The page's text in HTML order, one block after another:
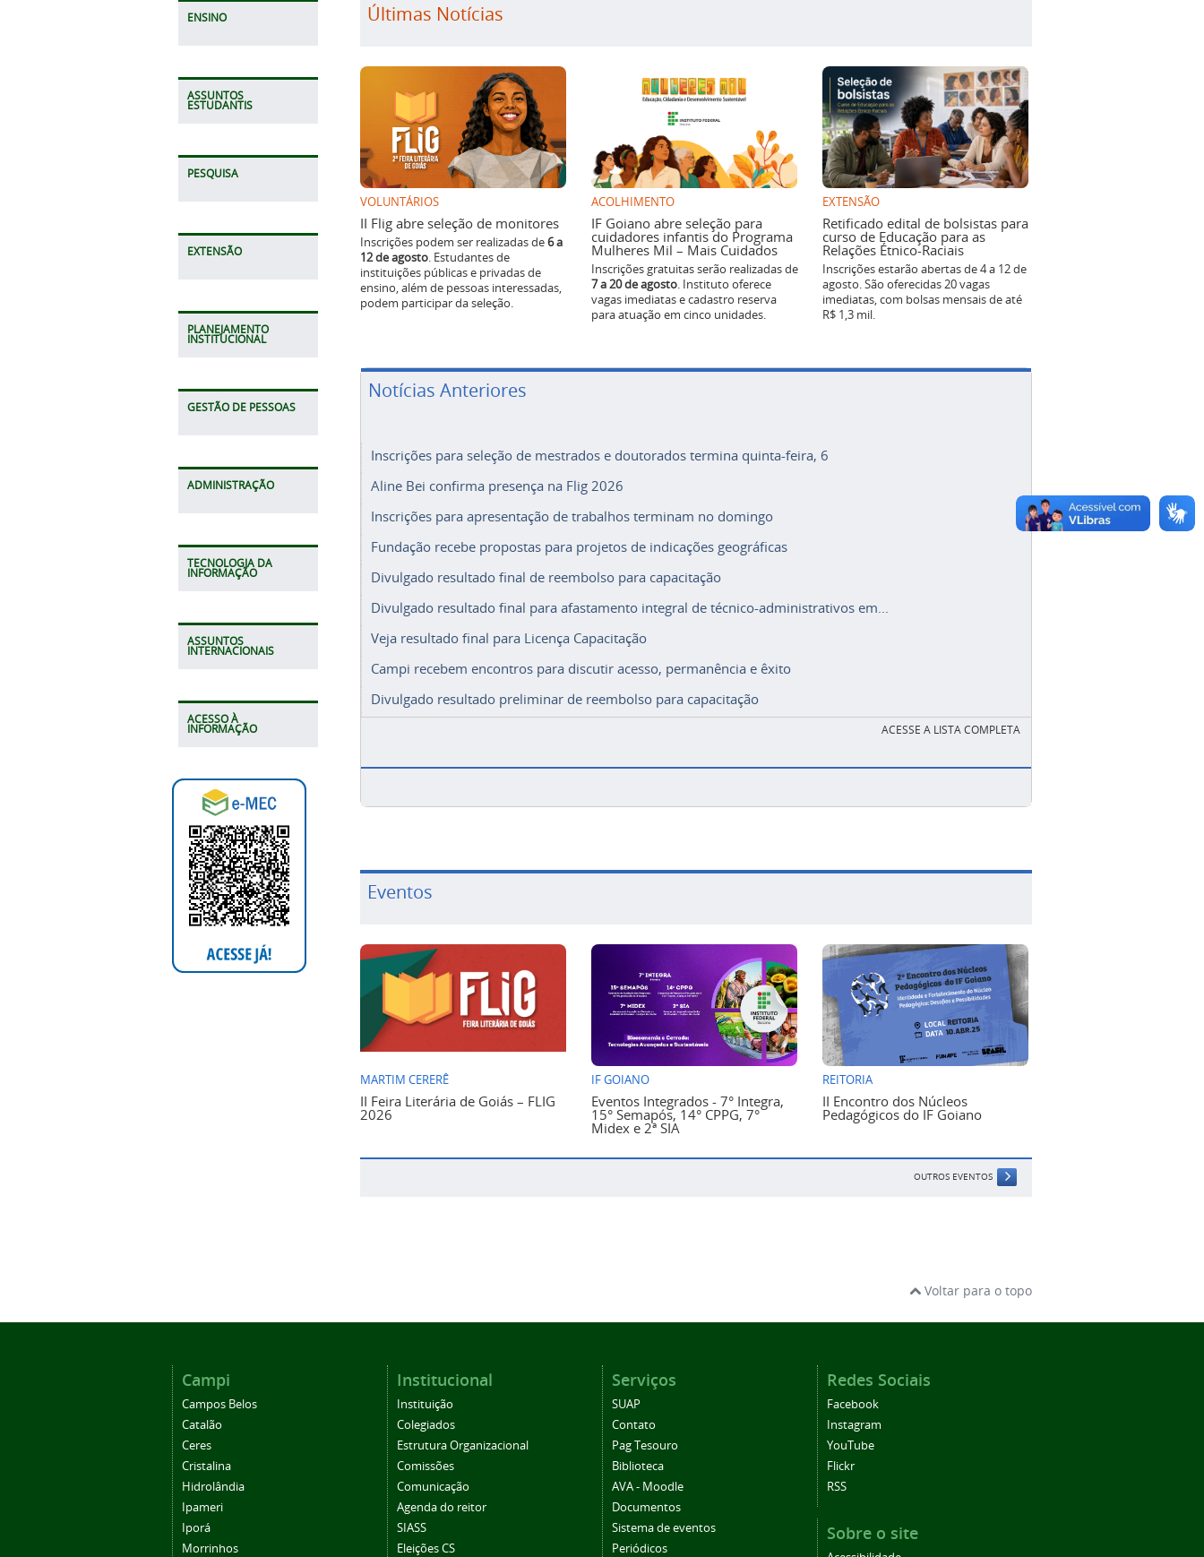
ENSINO
ASSUNTOS
ESTUDANTIS
PESQUISA
EXTENSÃO
PLANEJAMENTO
INSTITUCIONAL
GESTÃO DE PESSOAS
ADMINISTRAÇÃO
TECNOLOGIA DA
INFORMAÇÃO
ASSUNTOS
INTERNACIONAIS
ACESSO À
INFORMAÇÃO
Últimas Notícias
VOLUNTÁRIOS
II Flig abre seleção de monitores
Inscrições podem ser realizadas de6 a
12 de agosto. Estudantes de
instituições públicas e privadas de
ensino, além de pessoas interessadas,
podem participar da seleção.
ACOLHIMENTO
IF Goiano abre seleção para
cuidadores infantis do Programa
Mulheres Mil – Mais Cuidados
Inscrições gratuitas serão realizadas de
7 a 20 de agosto. Instituto oferece
vagas imediatas e cadastro reserva
para atuação em cinco unidades.
EXTENSÃO
Retificado edital de bolsistas para
curso de Educação para as
Relações Étnico-Raciais
Inscrições estarão abertas de 4 a 12 de
agosto. São oferecidas 20 vagas
imediatas, com bolsas mensais de até
R$ 1,3 mil.
Notícias Anteriores
Inscrições para seleção de mestrados e doutorados termina quinta-feira, 6
Aline Bei confirma presença na Flig 2026
Inscrições para apresentação de trabalhos terminam no domingo
Fundação recebe propostas para projetos de indicações geográficas
Divulgado resultado final de reembolso para capacitação
Divulgado resultado final para afastamento integral de técnico-administrativos em...
Veja resultado final para Licença Capacitação
Campi recebem encontros para discutir acesso, permanência e êxito
Divulgado resultado preliminar de reembolso para capacitação
ACESSE A LISTA COMPLETA
Eventos
MARTIM CERERÊ
II Feira Literária de Goiás – FLIG
2026
IF GOIANO
Eventos Integrados - 7° Integra,
15° Semapós, 14° CPPG, 7°
Midex e 2ª SIA
REITORIA
II Encontro dos Núcleos
Pedagógicos do IF Goiano
OUTROS EVENTOS
Voltar para o topo
Campi
Campos Belos
Catalão
Ceres
Cristalina
Hidrolândia
Ipameri
Iporá
Morrinhos
Institucional
Instituição
Colegiados
Estrutura Organizacional
Comissões
Comunicação
Agenda do reitor
SIASS
Eleições CS
Serviços
SUAP
Contato
Pag Tesouro
Biblioteca
AVA - Moodle
Documentos
Sistema de eventos
Periódicos
Redes Sociais
Facebook
Instagram
YouTube
Flickr
RSS
Sobre o site